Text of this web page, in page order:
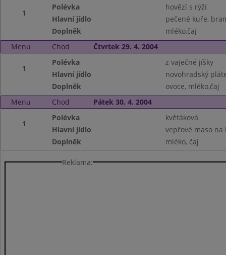
1
Polévka
hovězí s rýží
Hlavní jídlo
pečené kuře,
Doplněk
mléko,čaj
Menu
Chod Čtvrtek 29. 4. 2004
1
Polévka
z vaječné jíšky
Hlavní jídlo
novohradský
Doplněk
ovoce, mléko,čaj
Menu
Chod Pátek 30. 4. 2004
1
Polévka
květáková
Hlavní jídlo
vepřové maso na
Doplněk
mléko, čaj
Reklama: